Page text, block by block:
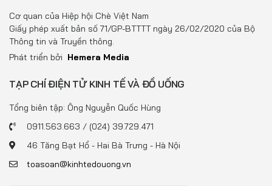
Đồ uống
Pháp luật
Multimedia
Cơ quan của Hiệp hội Chè Việt Nam
Giấy phép xuất bản số 71/GP-BTTTT ngày 26/02/2020 của Bộ
Thông tin và Truyền thông.
Phát triển bởi Hemera Media
TẠP CHÍ ĐIỆN TỬ KINH TẾ VÀ ĐỒ UỐNG
Tổng biên tập: Ông Nguyễn Quốc Hùng
0911.563.663 / (024) 39.729.471
46 Tăng Bạt Hổ - Hai Bà Trưng - Hà Nội
toasoan@kinhtedouong.vn